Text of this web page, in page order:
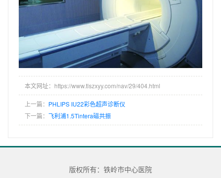
本文网址：https://www.tlszxyy.com/nav/29/404.html
上一篇： PHLIPS IU22彩色超声诊断仪
下一篇： 飞利浦1.5Tintera磁共振
版权所有：铁岭市中心医院